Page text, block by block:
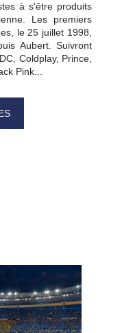
à s'être produits
Les premiers
le 25 juillet 1998,
Aubert. Suivront
Coldplay, Prince,
Pink...